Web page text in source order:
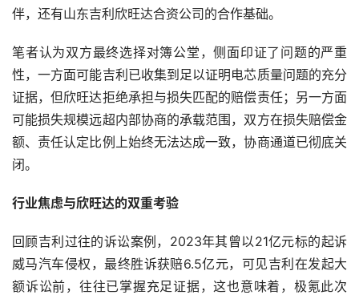
伴，还有山东吉利欣旺达合资公司的合作基础。
笔者认为双方最终选择对簿公堂，侧面印证了问题的严重
性，一方面可能吉利已收集到足以证明电芯质量问题的充分
证据，但欣旺达拒绝承担与损失匹配的赔偿责任；另一方面
可能损失规模远超内部协商的承载范围，双方在损失赔偿金
额、责任认定比例上始终无法达成一致，协商通道已彻底关
闭。
行业焦虑与欣旺达的双重考验
回顾吉利过往的诉讼案例，2023年其曾以21亿元标的起诉
威马汽车侵权，最终胜诉获赔6.5亿元，可见吉利在发起大
额诉讼前，往往已掌握充足证据，这也意味着，极氪此次